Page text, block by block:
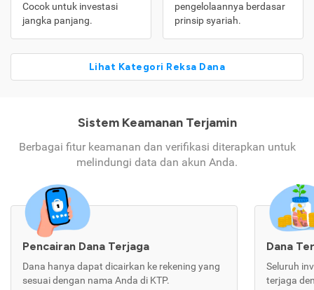
Cocok untuk investasi
jangka panjang.
pengelolaannya berdasar
prinsip syariah.
Lihat Kategori Reksa Dana
Sistem Keamanan Terjamin
Berbagai fitur keamanan dan verifikasi diterapkan untuk
melindungi data dan akun Anda.
Pencairan Dana Terjaga
Dana hanya dapat dicairkan ke rekening yang
sesuai dengan nama Anda di KTP.
Dana
Seluruh
terjaga